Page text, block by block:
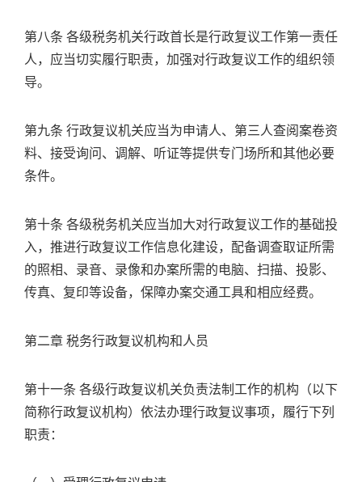
第八条 各级税务机关行政首长是行政复议工作第一责任
人，应当切实履行职责，加强对行政复议工作的组织领
导。
第九条 行政复议机关应当为申请人、第三人查阅案卷资
料、接受询问、调解、听证等提供专门场所和其他必要
条件。
第十条 各级税务机关应当加大对行政复议工作的基础投
入，推进行政复议工作信息化建设，配备调查取证所需
的照相、录音、录像和办案所需的电脑、扫描、投影、
传真、复印等设备，保障办案交通工具和相应经费。
第二章 税务行政复议机构和人员
第十一条 各级行政复议机关负责法制工作的机构（以下
简称行政复议机构）依法办理行政复议事项，履行下列
职责：